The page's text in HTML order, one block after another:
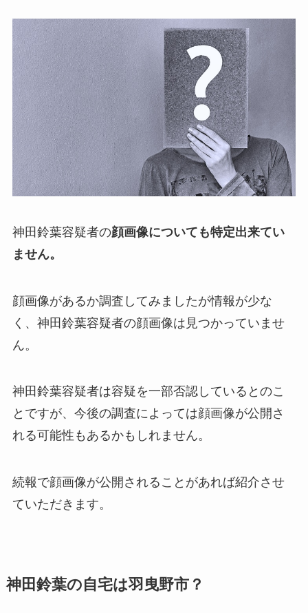
神田鈴葉容疑者の顔画像についても特定出来てい
ません。
顔画像があるか調査してみましたが情報が少な
く、神田鈴葉容疑者の顔画像は見つかっていませ
ん。
神田鈴葉容疑者は容疑を一部否認しているとのこ
とですが、今後の調査によっては顔画像が公開さ
れる可能性もあるかもしれません。
続報で顔画像が公開されることがあれば紹介させ
ていただきます。
神田鈴葉の自宅は羽曳野市？